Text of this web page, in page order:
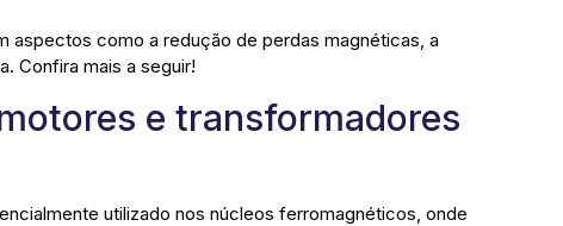
aspectos como a redução de perdas magnéticas, a
Confira mais a seguir!
e transformadores
utilizado nos núcleos ferromagnéticos, onde